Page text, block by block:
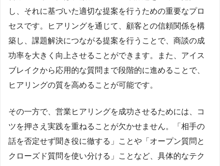
し、それに基づいた適切な提案を行うための重要なプロ
セスです。ヒアリングを通じて、顧客との信頼関係を構
築し、課題解決につながる提案を行うことで、商談の成
功率を大きく向上させることができます。また、アイス
ブレイクから応用的な質問まで段階的に進めることで、
ヒアリングの質を高めることが可能です。
その一方で、営業ヒアリングを成功させるためには、コ
ツを押さえ実践を重ねることが欠かせません。「相手の
話を否定せず聞き役に徹する」ことや「オープン質問と
クローズド質問を使い分ける」ことなど、具体的なテク